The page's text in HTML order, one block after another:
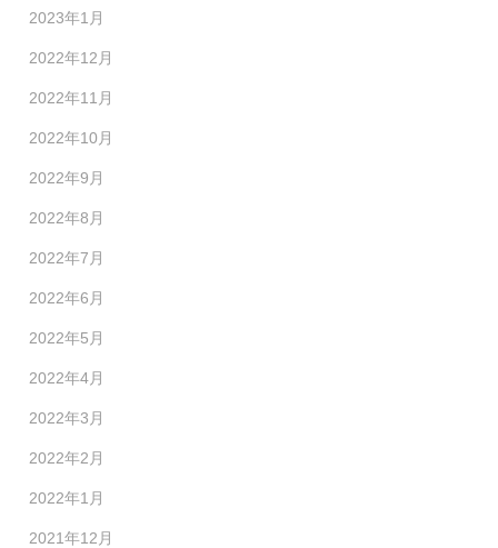
2023年1月
2022年12月
2022年11月
2022年10月
2022年9月
2022年8月
2022年7月
2022年6月
2022年5月
2022年4月
2022年3月
2022年2月
2022年1月
2021年12月